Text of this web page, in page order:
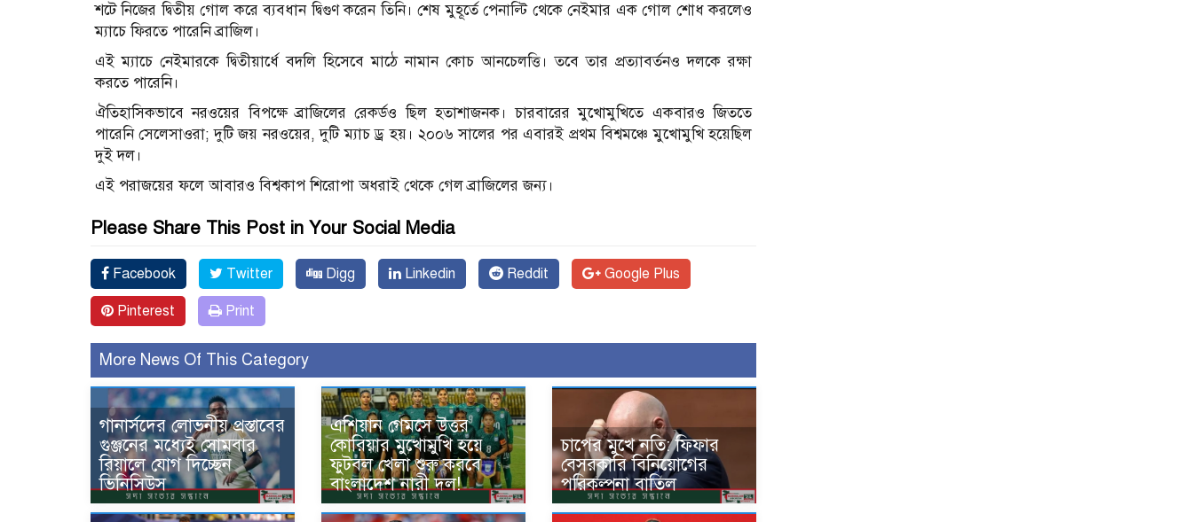
শটে নিজের দ্বিতীয় গোল করে ব্যবধান দ্বিগুণ করেন তিনি। শেষ মুহূর্তে পেনাল্টি থেকে নেইমার এক গোল শোধ করলেও
ম্যাচে ফিরতে পারেনি ব্রাজিল।
এই ম্যাচে নেইমারকে দ্বিতীয়ার্ধে বদলি হিসেবে মাঠে নামান কোচ আনচেলত্তি। তবে তার প্রত্যাবর্তনও দলকে রক্ষা
করতে পারেনি।
ঐতিহাসিকভাবে নরওয়ের বিপক্ষে ব্রাজিলের রেকর্ডও ছিল হতাশাজনক। চারবারের মুখোমুখিতে একবারও জিততে
পারেনি সেলেসাওরা; দুটি জয় নরওয়ের, দুটি ম্যাচ ড্র হয়। ২০০৬ সালের পর এবারই প্রথম বিশ্বমঞ্চে মুখোমুখি হয়েছিল
দুই দল।
এই পরাজয়ের ফলে আবারও বিশ্বকাপ শিরোপা অধরাই থেকে গেল ব্রাজিলের জন্য।
Please Share This Post in Your Social Media
Facebook Twitter Digg Linkedin Reddit Google Plus
Pinterest Print
More News Of This Category
গানার্সদের লোভনীয় প্রস্তাবের
গুঞ্জনের মধ্যেই সোমবার
রিয়ালে যোগ দিচ্ছেন
ভিনিসিউস
এশিয়ান গেমসে উত্তর
কোরিয়ার মুখোমুখি হয়ে
ফুটবল খেলা শুরু করবে
বাংলাদেশ নারী দল!
চাপের মুখে নতি: ফিফার
বেসরকারি বিনিয়োগের
পরিকল্পনা বাতিল